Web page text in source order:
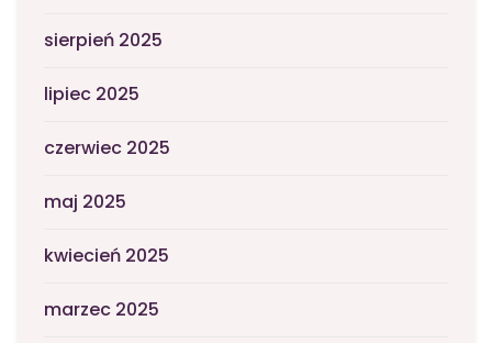
sierpień 2025
lipiec 2025
czerwiec 2025
maj 2025
kwiecień 2025
marzec 2025